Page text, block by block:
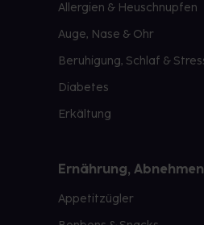
Allergien & Heuschnupfen
Auge, Nase & Ohr
Beruhigung, Schlaf &
Diabetes
Erkältung
Ernährung,
Appetitzügler